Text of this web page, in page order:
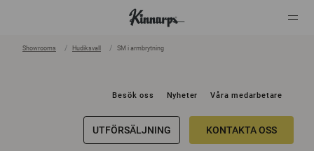
Showrooms Hudiksvall SM i armbrytning
Besök oss Nyheter Våra medarbetare
UTFÖRSÄLJNING KONTAKTA OSS